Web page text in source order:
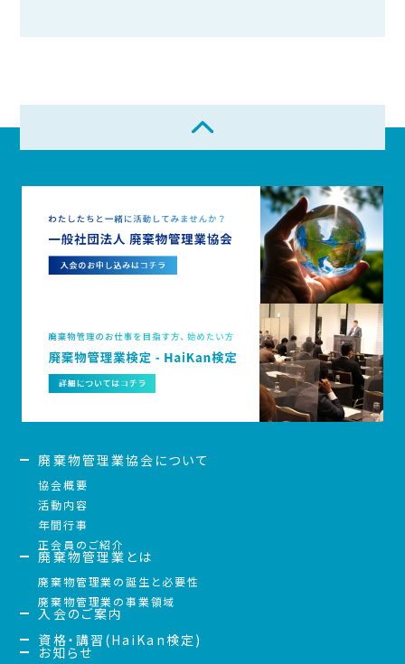
廃棄物管理業協会について
協会概要
活動内容
年間行事
正会員のご紹介
廃棄物管理業とは
廃棄物管理業の誕生と必要性
廃棄物管理業の事業領域
入会のご案内
資格・講習(HaiKan検定)
お知らせ